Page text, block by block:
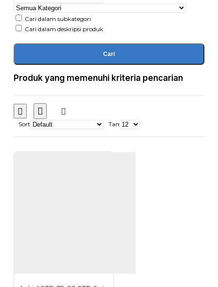
Cari dalam subkategori
Cari dalam deskripsi produk
Cari
Produk yang memenuhi kriteria pencarian
Sort Tampilkan: